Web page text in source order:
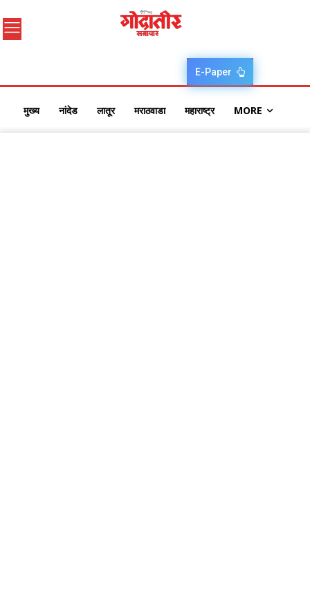
E-Paper
मुख्य नांदेड लातूर मराठवाडा महाराष्ट्र MORE